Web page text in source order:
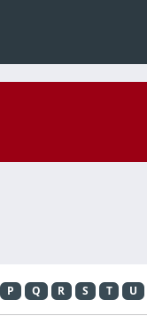
P Q R S T U